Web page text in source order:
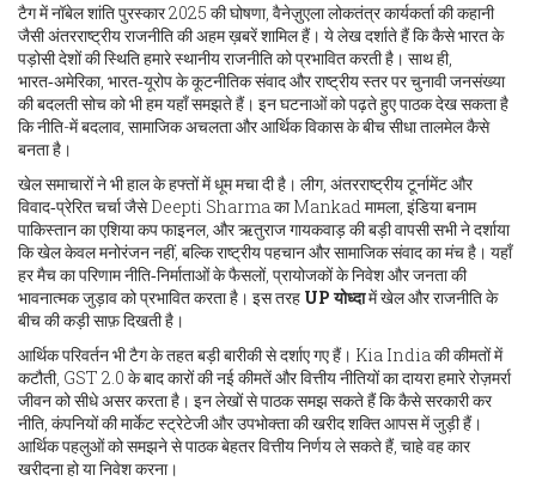
टैग में नॉबेल शांति पुरस्कार 2025 की घोषणा, वैनेज़ुएला लोकतंत्र कार्यकर्ता की कहानी
जैसी अंतरराष्ट्रीय राजनीति की अहम ख़बरें शामिल हैं। ये लेख दर्शाते हैं कि कैसे भारत के
पड़ोसी देशों की स्थिति हमारे स्थानीय राजनीति को प्रभावित करती है। साथ ही,
भारत‑अमेरिका, भारत‑यूरोप के कूटनीतिक संवाद और राष्ट्रीय स्तर पर चुनावी जनसंख्या
की बदलती सोच को भी हम यहाँ समझते हैं। इन घटनाओं को पढ़ते हुए पाठक देख सकता है
कि नीति-में बदलाव, सामाजिक अचलता और आर्थिक विकास के बीच सीधा तालमेल कैसे
बनता है।
खेल समाचारों ने भी हाल के हफ्तों में धूम मचा दी है। लीग, अंतरराष्ट्रीय टूर्नामेंट और
विवाद‑प्रेरित चर्चा जैसे Deepti Sharma का Mankad मामला, इंडिया बनाम
पाकिस्तान का एशिया कप फाइनल, और ऋतुराज गायकवाड़ की बड़ी वापसी सभी ने दर्शाया
कि खेल केवल मनोरंजन नहीं, बल्कि राष्ट्रीय पहचान और सामाजिक संवाद का मंच है। यहाँ
हर मैच का परिणाम नीति‑निर्माताओं के फैसलों, प्रायोजकों के निवेश और जनता की
भावनात्मक जुड़ाव को प्रभावित करता है। इस तरह UP योध्दामें खेल और राजनीति के
बीच की कड़ी साफ़ दिखती है।
आर्थिक परिवर्तन भी टैग के तहत बड़ी बारीकी से दर्शाए गए हैं। Kia India की कीमतों में
कटौती, GST 2.0 के बाद कारों की नई कीमतें और वित्तीय नीतियों का दायरा हमारे रोज़मर्रा
जीवन को सीधे असर करता है। इन लेखों से पाठक समझ सकते हैं कि कैसे सरकारी कर
नीति, कंपनियों की मार्केट स्ट्रेटेजी और उपभोक्ता की खरीद शक्ति आपस में जुड़ी हैं।
आर्थिक पहलुओं को समझने से पाठक बेहतर वित्तीय निर्णय ले सकते हैं, चाहे वह कार
खरीदना हो या निवेश करना।